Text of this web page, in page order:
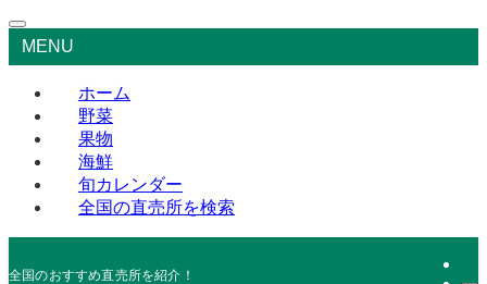
MENU
ホーム
野菜
果物
海鮮
旬カレンダー
全国の直売所を検索
全国のおすすめ直売所を紹介！